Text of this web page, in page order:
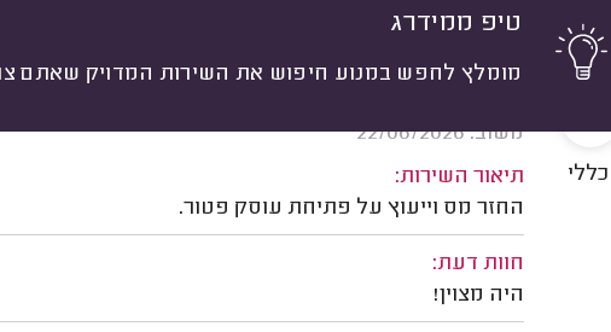
טיפ ממידרג
מומלץ לחפש במנוע חיפוש את השירות המדויק שאתם
סוג הלקוחות סוג השירות
משוב: 22/06/2026
תיאור השירות:
החזר מס וייעוץ על פתיחת עוסק פטור.
חוות דעת:
היה מצוין!
10
כללי